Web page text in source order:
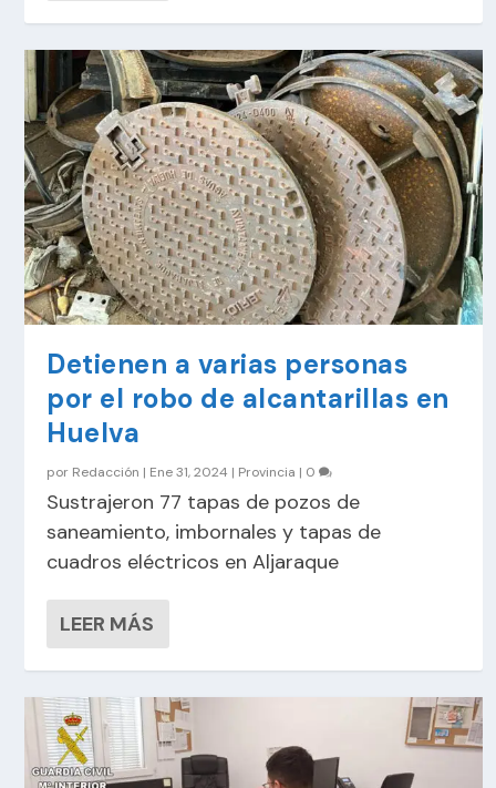
Detienen a varias personas
por el robo de alcantarillas en
Huelva
por Redacción | Ene 31, 2024 | Provincia | 0
Sustrajeron 77 tapas de pozos de
saneamiento, imbornales y tapas de
cuadros eléctricos en Aljaraque
LEER MÁS